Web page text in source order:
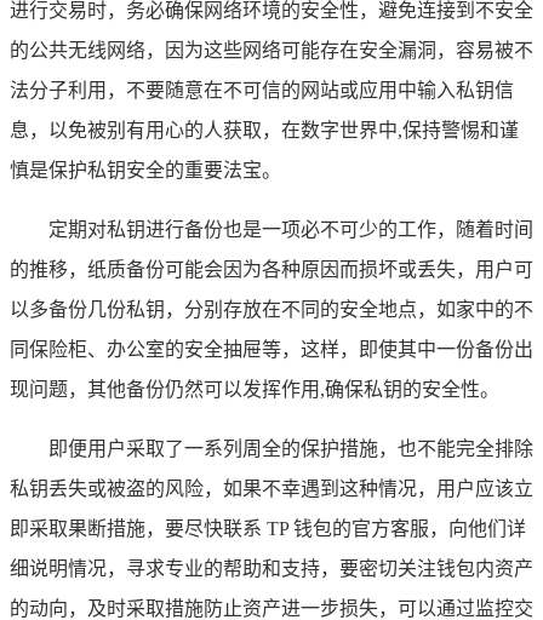
进行交易时，务必确保网络环境的安全性，避免连接到不安全
的公共无线网络，因为这些网络可能存在安全漏洞，容易被不
法分子利用，不要随意在不可信的网站或应用中输入私钥信
息，以免被别有用心的人获取，在数字世界中,保持警惕和谨
慎是保护私钥安全的重要法宝。
定期对私钥进行备份也是一项必不可少的工作，随着时间
的推移，纸质备份可能会因为各种原因而损坏或丢失，用户可
以多备份几份私钥，分别存放在不同的安全地点，如家中的不
同保险柜、办公室的安全抽屉等，这样，即使其中一份备份出
现问题，其他备份仍然可以发挥作用,确保私钥的安全性。
即便用户采取了一系列周全的保护措施，也不能完全排除
私钥丢失或被盗的风险，如果不幸遇到这种情况，用户应该立
即采取果断措施，要尽快联系 TP 钱包的官方客服，向他们详
细说明情况，寻求专业的帮助和支持，要密切关注钱包内资产
的动向，及时采取措施防止资产进一步损失，可以通过监控交